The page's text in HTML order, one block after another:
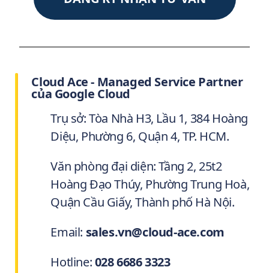
Cloud Ace - Managed Service Partner
của Google Cloud
Trụ sở: Tòa Nhà H3, Lầu 1, 384 Hoàng
Diệu, Phường 6, Quận 4, TP. HCM.
Văn phòng đại diện: Tầng 2, 25t2
Hoàng Đạo Thúy, Phường Trung Hoà,
Quận Cầu Giấy, Thành phố Hà Nội.
Email: sales.vn@cloud-ace.com
Hotline:028 6686 3323